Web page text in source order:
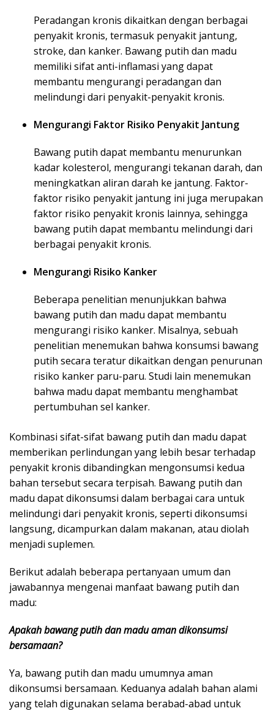
Peradangan kronis dikaitkan dengan berbagai
penyakit kronis, termasuk penyakit jantung,
stroke, dan kanker. Bawang putih dan madu
memiliki sifat anti-inflamasi yang dapat
membantu mengurangi peradangan dan
melindungi dari penyakit-penyakit kronis.
Mengurangi Faktor Risiko Penyakit Jantung
Bawang putih dapat membantu menurunkan
kadar kolesterol, mengurangi tekanan darah, dan
meningkatkan aliran darah ke jantung. Faktor-
faktor risiko penyakit jantung ini juga merupakan
faktor risiko penyakit kronis lainnya, sehingga
bawang putih dapat membantu melindungi dari
berbagai penyakit kronis.
Mengurangi Risiko Kanker
Beberapa penelitian menunjukkan bahwa
bawang putih dan madu dapat membantu
mengurangi risiko kanker. Misalnya, sebuah
penelitian menemukan bahwa konsumsi bawang
putih secara teratur dikaitkan dengan penurunan
risiko kanker paru-paru. Studi lain menemukan
bahwa madu dapat membantu menghambat
pertumbuhan sel kanker.
Kombinasi sifat-sifat bawang putih dan madu dapat
memberikan perlindungan yang lebih besar terhadap
penyakit kronis dibandingkan mengonsumsi kedua
bahan tersebut secara terpisah. Bawang putih dan
madu dapat dikonsumsi dalam berbagai cara untuk
melindungi dari penyakit kronis, seperti dikonsumsi
langsung, dicampurkan dalam makanan, atau diolah
menjadi suplemen.
Berikut adalah beberapa pertanyaan umum dan
jawabannya mengenai manfaat bawang putih dan
madu:
Apakah bawang putih dan madu aman dikonsumsi
bersamaan?
Ya, bawang putih dan madu umumnya aman
dikonsumsi bersamaan. Keduanya adalah bahan alami
yang telah digunakan selama berabad-abad untuk